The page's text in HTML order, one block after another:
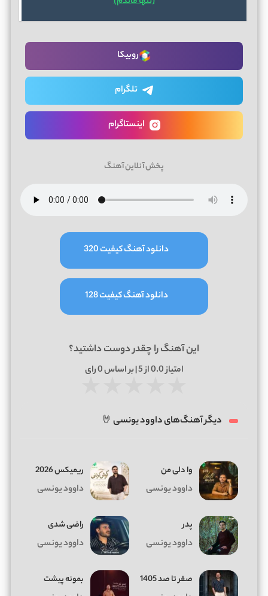
روبیکا
تلگرام
اینستاگرام
پخش آنلاین آهنگ
دانلود آهنگ کیفیت 320
دانلود آهنگ کیفیت 128
این آهنگ را چقدر دوست داشتید؟
امتیاز0.0از 5 | بر اساس 0رای
دیگر آهنگ‌های داوود یونسی 🤘
وا دلی من
داوود یونسی
ریمیکس 2026
داوود یونسی
پدر
داوود یونسی
راضی شدی
داوود یونسی
صفر تا صد 1405 بمونه پیشت